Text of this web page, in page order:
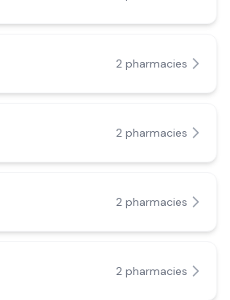
2 pharmacies
2 pharmacies
2 pharmacies
2 pharmacies